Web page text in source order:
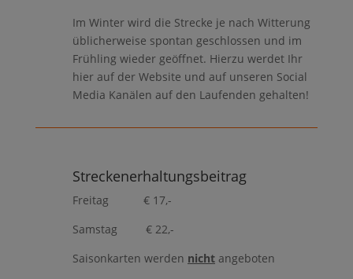
Im Winter wird die Strecke je nach Witterung
üblicherweise spontan geschlossen und im
Frühling wieder geöffnet. Hierzu werdet Ihr
hier auf der Website und auf unseren Social
Media Kanälen auf den Laufenden gehalten!
Streckenerhaltungsbeitrag
Freitag € 17,-
Samstag € 22,-
Saisonkarten werden nicht angeboten